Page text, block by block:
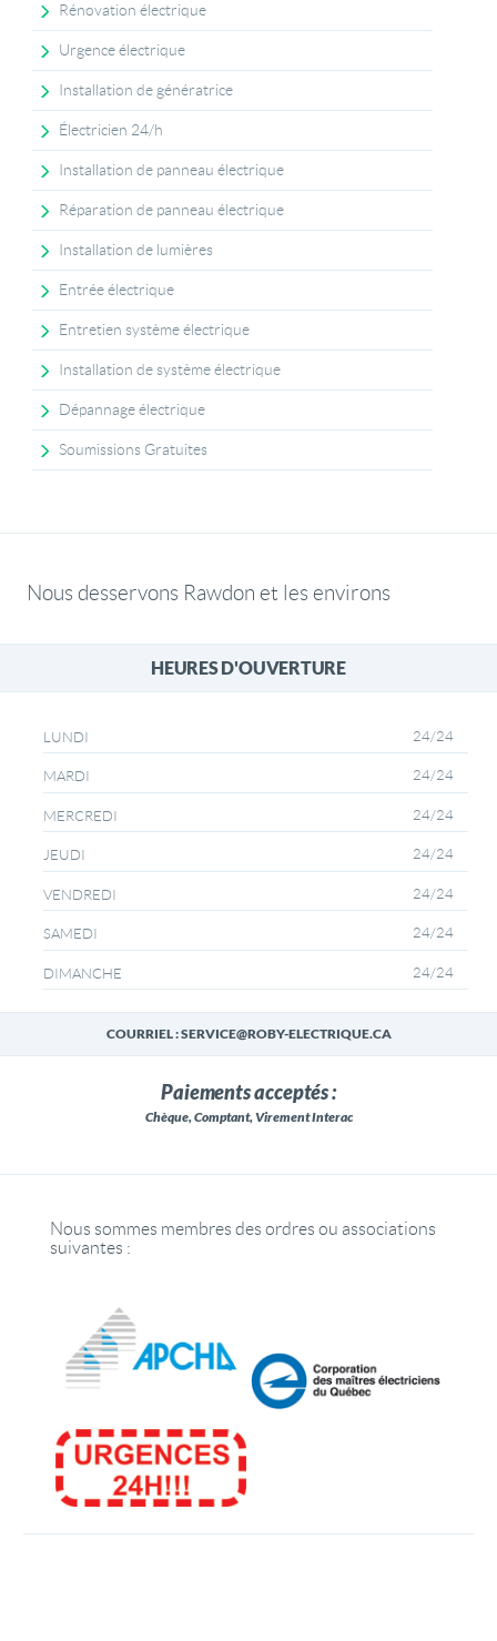
Rénovation électrique
Urgence électrique
Installation de génératrice
Électricien 24/h
Installation de panneau électrique
Réparation de panneau électrique
Installation de lumières
Entrée électrique
Entretien système électrique
Installation de système électrique
Dépannage électrique
Soumissions Gratuites
Nous desservons Rawdon et les environs
HEURES D'OUVERTURE
LUNDI 24/24
MARDI 24/24
MERCREDI 24/24
JEUDI 24/24
VENDREDI 24/24
SAMEDI 24/24
DIMANCHE 24/24
COURRIEL : SERVICE@ROBY-ELECTRIQUE.CA
Paiements acceptés :
Chèque, Comptant, Virement Interac
Nous sommes membres des ordres ou associations
suivantes :